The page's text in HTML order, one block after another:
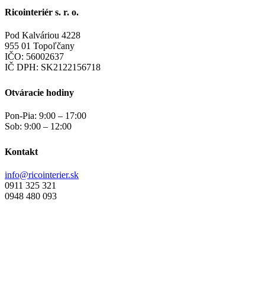
€111,00.
Ricointeriér s. r. o.
Pod Kalváriou 4228
955 01 Topoľčany
IČO: 56002637
IČ DPH: SK2122156718
Otváracie hodiny
Pon-Pia: 9:00 – 17:00
Sob: 9:00 – 12:00
Kontakt
info@ricointerier.sk
0911 325 321
0948 480 093